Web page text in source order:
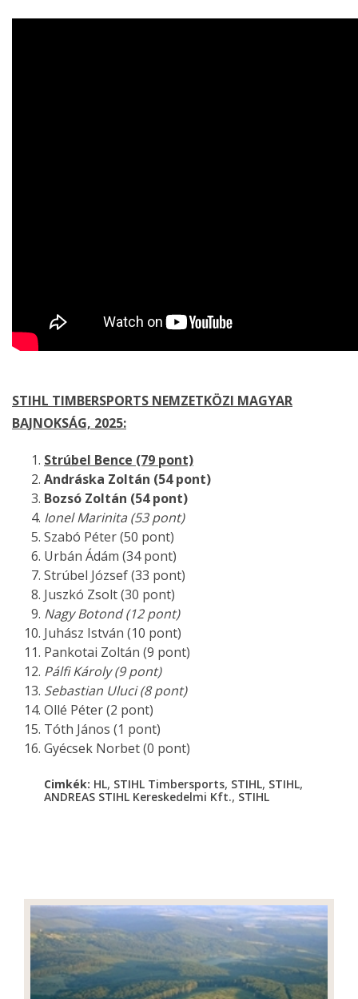
STIHL TIMBERSPORTS NEMZETKÖZI MAGYAR
BAJNOKSÁG, 2025:
Strúbel Bence (79 pont)
Andráska Zoltán (54 pont)
Bozsó Zoltán (54 pont)
Ionel Marinita (53 pont)
Szabó Péter (50 pont)
Urbán Ádám (34 pont)
Strúbel József (33 pont)
Juszkó Zsolt (30 pont)
Nagy Botond (12 pont)
Juhász István (10 pont)
Pankotai Zoltán (9 pont)
Pálfi Károly (9 pont)
Sebastian Uluci (8 pont)
Ollé Péter (2 pont)
Tóth János (1 pont)
Gyécsek Norbet (0 pont)
Cimkék: HL, STIHL Timbersports, STIHL, STIHL,
ANDREAS STIHL Kereskedelmi Kft., STIHL